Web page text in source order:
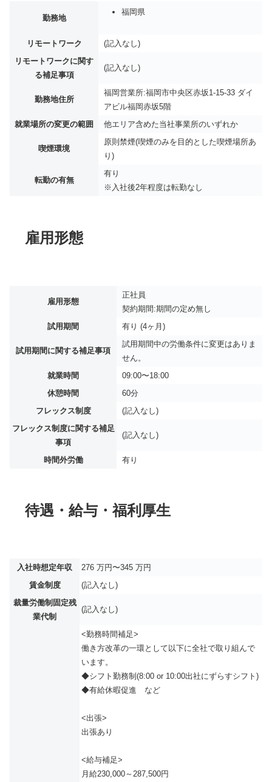
勤務地
福岡県
リモートワーク
(記入なし)
リモートワークに関す
る補足事項
(記入なし)
勤務地住所
福岡営業所:福岡市中央区赤坂1-15-33 ダイ
アビル福岡赤坂5階
就業場所の変更の範囲
他エリア含めた当社事業所のいずれか
喫煙環境
原則禁煙(喫煙のみを目的とした喫煙場所あ
り)
転勤の有無
有り
※入社後2年程度は転勤なし
雇用形態
雇用形態
正社員
契約期間:期間の定め無し
試用期間
有り (4ヶ月)
試用期間に関する補足事項
試用期間中の労働条件に変更はありま
せん。
就業時間
09:00〜18:00
休憩時間
60分
フレックス制度
(記入なし)
フレックス制度に関する補足
事項
(記入なし)
時間外労働 有り
待遇・給与・福利厚生
入社時想定年収
276 万円〜345 万円
賃金制度
(記入なし)
裁量労働制固定残
業代制
(記入なし)
<勤務時間補足>
働き方改革の一環として以下に全社で取り組んで
います。
◆シフト勤務制(8:00 or 10:00出社にずらすシフト)
◆有給休暇促進 など
<出張>
出張あり
<給与補足>
月給230,000～287,500円